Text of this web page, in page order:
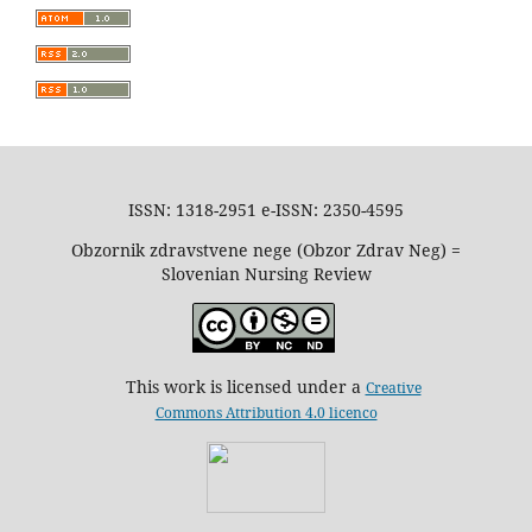
ISSN: 1318-2951 e-ISSN: 2350-4595
Obzornik zdravstvene nege (Obzor Zdrav Neg) =
Slovenian Nursing Review
This work is licensed under a Creative
Commons Attribution 4.0 licenco